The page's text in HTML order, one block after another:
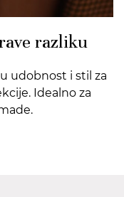
razliku
udobnost i stil za
Idealno za